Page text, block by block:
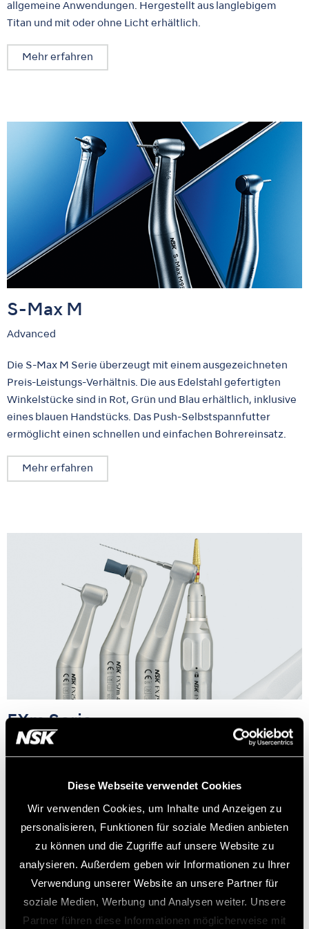
Diese Webseite verwendet Cookies
Wir verwenden Cookies, um Inhalte und Anzeigen zu
personalisieren, Funktionen für soziale Medien anbieten
zu können und die Zugriffe auf unsere Website zu
analysieren. Außerdem geben wir Informationen zu Ihrer
Verwendung unserer Website an unsere Partner für
soziale Medien, Werbung und Analysen weiter. Unsere
Partner führen diese Informationen möglicherweise mit
allgemeine Anwendungen. Hergestellt aus langlebigem
Titan und mit oder ohne Licht erhältlich.
Mehr erfahren
S-Max M
Advanced
Die S-Max M Serie überzeugt mit einem ausgezeichneten
Preis-Leistungs-Verhältnis. Die aus Edelstahl gefertigten
Winkelstücke sind in Rot, Grün und Blau erhältlich, inklusive
eines blauen Handstücks. Das Push-Selbstspannfutter
ermöglicht einen schnellen und einfachen Bohrereinsatz.
Mehr erfahren
FXm Serie
Basic
allgemeine zahnärztliche Anwendungen.
Mehr erfahren